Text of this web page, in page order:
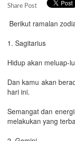
Share Post
Berikut ramalan
1. Sagitarius
Hidup akan meluap-
Dan kamu akan
hari ini.
Semangat dan
melakukan yang